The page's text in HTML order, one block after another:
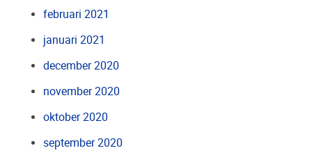
februari 2021
januari 2021
december 2020
november 2020
oktober 2020
september 2020